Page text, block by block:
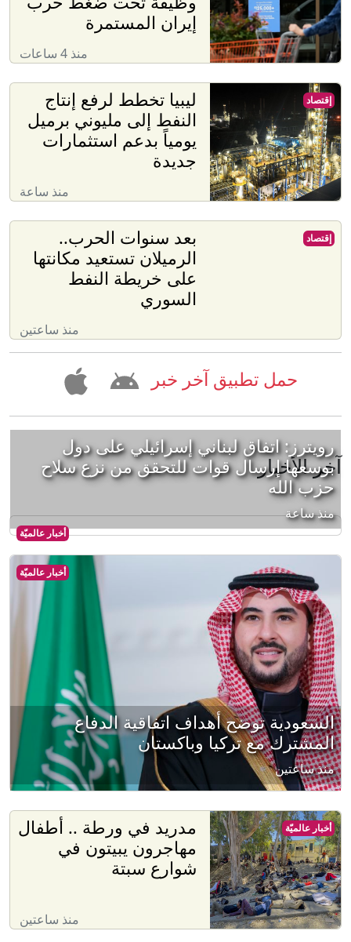
إيران المستمرة
منذ 4 ساعات
ليبيا تخطط لرفع إنتاج
النفط إلى مليوني برميل
يومياً بدعم استثمارات
جديدة
منذ ساعة
إقتصاد
بعد سنوات الحرب..
الرميلان تستعيد مكانتها
على خريطة النفط
السوري
منذ ساعتين
إقتصاد
حمل تطبيق آخر خبر
آخر الأخبار
أخبار عالميّة
رويترز: اتفاق لبناني إسرائيلي على دول
بوسعها إرسال قوات للتحقق من نزع سلاح
حزب الله
منذ ساعة
أخبار عالميّة
السعودية توضح أهداف اتفاقية الدفاع
المشترك مع تركيا وباكستان
منذ ساعتين
مدريد في ورطة .. أطفال
مهاجرون يبيتون في
شوارع سبتة
منذ ساعتين
أخبار عالميّة